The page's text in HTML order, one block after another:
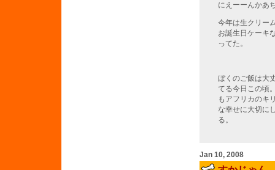
にえーーんかあ
今年は生クリー
お誕生日ケーキ
ってた。
ぼくのご飯は大
てる今日この頃
もアフリカのキ
な幸せに大切に
る。
Jan 10, 2008